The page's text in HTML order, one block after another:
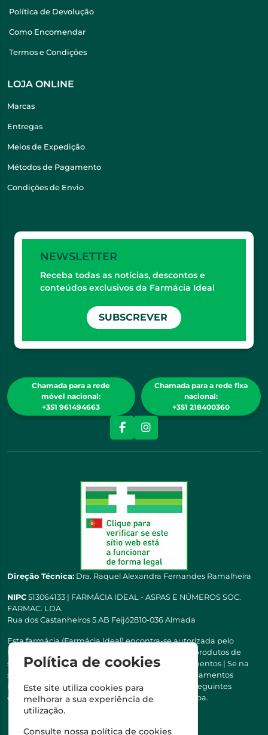
Política de Devolução
Como Encomendar
Termos e Condições
LOJA ONLINE
Marcas
Entregas
Meios de Expedição
Métodos de Pagamento
Condições de Envio
NEWSLETTER
Receba todas as notícias, descontos e
conteúdos exclusivos da Farmácia Ideal
SUBSCREVER
Chamada para a rede
móvel nacional:
+351 961494663
Chamada para a rede fixa
nacional:
+351 218400360
Direção Técnica: Dra. Raquel Alexandra Fernandes Ramalheira
NIPC 513064133 | FARMÁCIA IDEAL - ASPAS E NÚMEROS SOC.
FARMAC. LDA.
Rua dos Castanheiros 5 AB Feijó2810-036 Almada
Esta farmácia (Farmácia Ideal) encontra-se autorizada pelo
INFARMED para a dispensa de medicamentos e produtos de
saúde ao domicílio e através da internet. Medicamentos | Se na
sua receita tiver MSRM, MNSRM, MSRMV ou Medicamentos
Manipulados, estes só podem ser entregues nos seguintes
concelhos: Almada, Seixal, Sesimbra, Oeiras e Lisboa.
Política de cookies
Este site utiliza cookies para
melhorar a sua experiência de
utilização.
Consulte nossa política de cookies